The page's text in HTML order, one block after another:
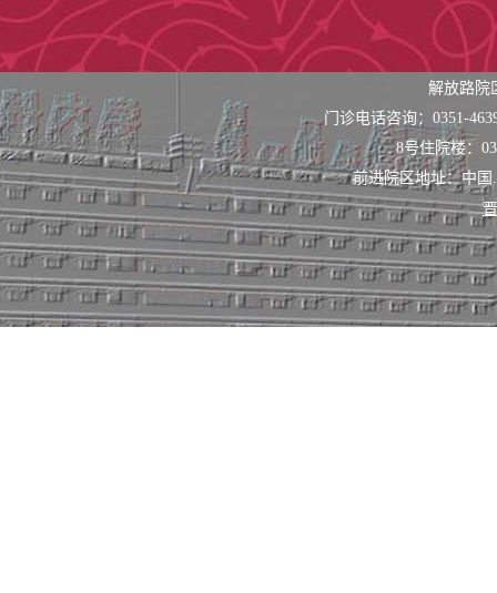
解放路
门诊电话咨询：0351-
8号住院楼：
前进院区地址：中